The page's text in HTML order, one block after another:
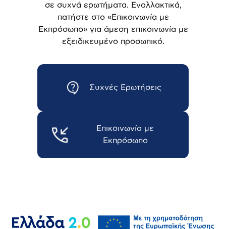
σε συχνά ερωτήματα. Εναλλακτικά,
πατήστε στο «Επικοινωνία με
Εκπρόσωπο» για άμεση επικοινωνία με
εξειδικευμένο προσωπικό.
Συχνές Ερωτήσεις
Επικοινωνία με
Εκπρόσωπο